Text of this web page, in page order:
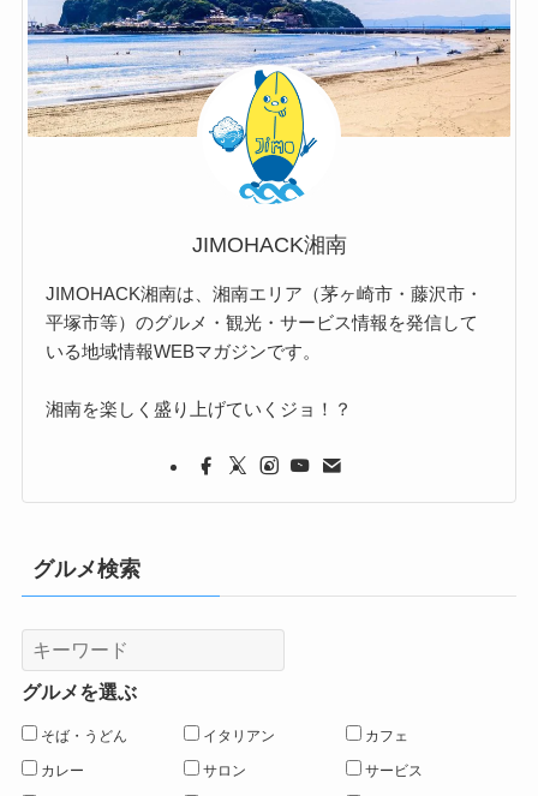
JIMOHACK湘南
JIMOHACK湘南は、湘南エリア（茅ヶ崎市・藤沢市・
平塚市等）のグルメ・観光・サービス情報を発信して
いる地域情報WEBマガジンです。
湘南を楽しく盛り上げていくジョ！？
グルメ検索
グルメを選ぶ
そば・うどん イタリアン カフェ
カレー サロン サービス